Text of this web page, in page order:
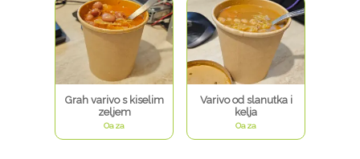
Grah varivo s kiselim
zeljem
Oaza
Varivo od slanutka i
kelja
Oaza